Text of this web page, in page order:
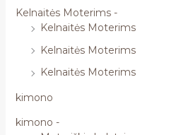
Kelnaitės Moterims -
Kelnaitės Moterims
Kelnaitės Moterims
Kelnaitės Moterims
kimono
kimono -